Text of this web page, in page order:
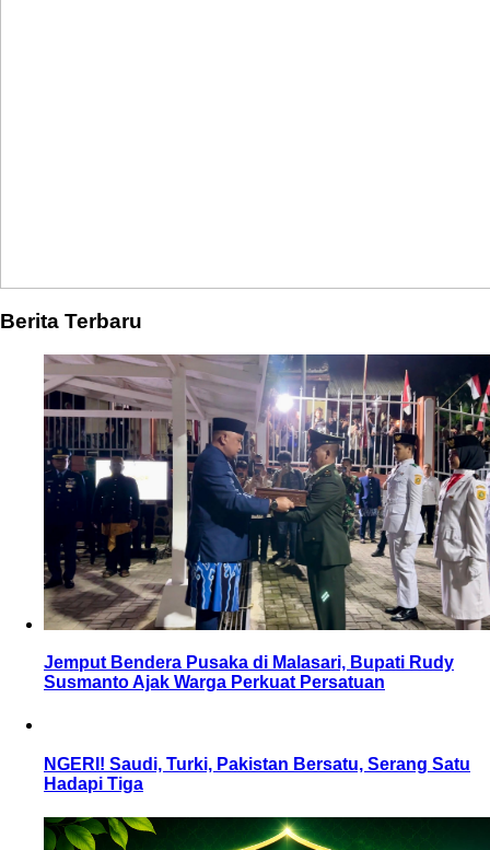
Berita Terbaru
Jemput Bendera Pusaka di Malasari, Bupati Rudy
Susmanto Ajak Warga Perkuat Persatuan
NGERI! Saudi, Turki, Pakistan Bersatu, Serang Satu
Hadapi Tiga